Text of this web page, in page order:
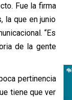
Fue la firma
la que en junio
“Es
de la gente
pertinencia
tiene que ver